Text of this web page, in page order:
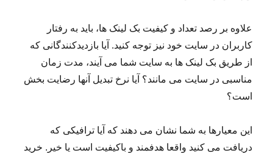
علاوه بر رصد تعداد و کیفیت بک لینک ها، باید به رفتار
کاربران در سایت خود نیز توجه کنید. آیا بازدیدکنندگانی که
از طریق بک لینک ها به سایت شما می آیند، مدت زمان
مناسبی در سایت می مانند؟ آیا نرخ تبدیل آنها رضایت بخش
است؟
این معیارها به شما نشان می دهند که آیا ترافیکی که
دریافت می کنید واقعا هدفمند و باکیفیت است یا خیر. خرید